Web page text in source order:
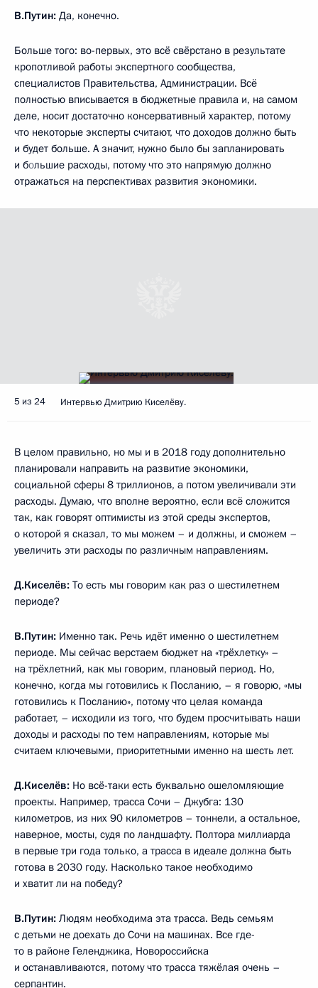
В.Путин: Да, конечно.
Больше того: во-первых, это всё свёрстано в результате
кропотливой работы экспертного сообщества,
специалистов Правительства, Администрации. Всё
полностью вписывается в бюджетные правила и, на самом
деле, носит достаточно консервативный характер, потому
что некоторые эксперты считают, что доходов должно быть
и будет больше. А значит, нужно было бы запланировать
и большие расходы, потому что это напрямую должно
отражаться на перспективах развития экономики.
5 из 24 Интервью Дмитрию Киселёву.
В целом правильно, но мы и в 2018 году дополнительно
планировали направить на развитие экономики,
социальной сферы 8 триллионов, а потом увеличивали эти
расходы. Думаю, что вполне вероятно, если всё сложится
так, как говорят оптимисты из этой среды экспертов,
о которой я сказал, то мы можем – и должны, и сможем –
увеличить эти расходы по различным направлениям.
Д.Киселёв: То есть мы говорим как раз о шестилетнем
периоде?
В.Путин: Именно так. Речь идёт именно о шестилетнем
периоде. Мы сейчас верстаем бюджет на «трёхлетку» –
на трёхлетний, как мы говорим, плановый период. Но,
конечно, когда мы готовились к Посланию, – я говорю, «мы
готовились к Посланию», потому что целая команда
работает, – исходили из того, что будем просчитывать наши
доходы и расходы по тем направлениям, которые мы
считаем ключевыми, приоритетными именно на шесть лет.
Д.Киселёв: Но всё-таки есть буквально ошеломляющие
проекты. Например, трасса Сочи – Джубга: 130
километров, из них 90 километров – тоннели, а остальное,
наверное, мосты, судя по ландшафту. Полтора миллиарда
в первые три года только, а трасса в идеале должна быть
готова в 2030 году. Насколько такое необходимо
и хватит ли на победу?
В.Путин: Людям необходима эта трасса. Ведь семьям
с детьми не доехать до Сочи на машинах. Все где-
то в районе Геленджика, Новороссийска
и останавливаются, потому что трасса тяжёлая очень –
серпантин.